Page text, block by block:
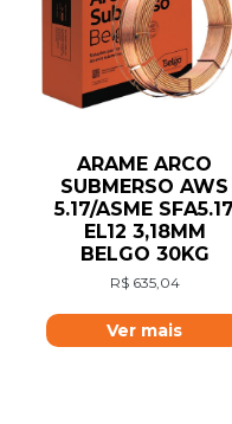
ARAME ARCO
SUBMERSO AWS
5.17/ASME SFA5.17
EL12 3,18MM
BELGO 30KG
R$635,04
Ver mais